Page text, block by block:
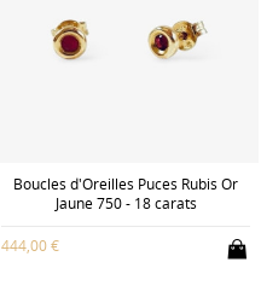
Boucles d'Oreilles Puces Rubis Or
Jaune 750 - 18 carats
444,00 €